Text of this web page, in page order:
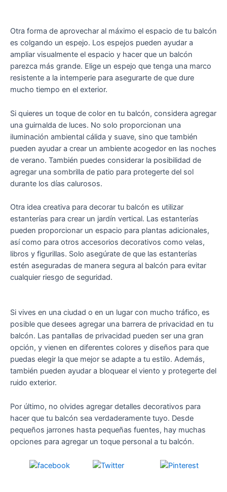
Otra forma de aprovechar al máximo el espacio de tu balcón
es colgando un espejo. Los espejos pueden ayudar a
ampliar visualmente el espacio y hacer que un balcón
parezca más grande. Elige un espejo que tenga una marco
resistente a la intemperie para asegurarte de que dure
mucho tiempo en el exterior.
Si quieres un toque de color en tu balcón, considera agregar
una guirnalda de luces. No solo proporcionan una
iluminación ambiental cálida y suave, sino que también
pueden ayudar a crear un ambiente acogedor en las noches
de verano. También puedes considerar la posibilidad de
agregar una sombrilla de patio para protegerte del sol
durante los días calurosos.
Otra idea creativa para decorar tu balcón es utilizar
estanterías para crear un jardín vertical. Las estanterías
pueden proporcionar un espacio para plantas adicionales,
así como para otros accesorios decorativos como velas,
libros y figurillas. Solo asegúrate de que las estanterías
estén aseguradas de manera segura al balcón para evitar
cualquier riesgo de seguridad.
Si vives en una ciudad o en un lugar con mucho tráfico, es
posible que desees agregar una barrera de privacidad en tu
balcón. Las pantallas de privacidad pueden ser una gran
opción, y vienen en diferentes colores y diseños para que
puedas elegir la que mejor se adapte a tu estilo. Además,
también pueden ayudar a bloquear el viento y protegerte del
ruido exterior.
Por último, no olvides agregar detalles decorativos para
hacer que tu balcón sea verdaderamente tuyo. Desde
pequeños jarrones hasta pequeñas fuentes, hay muchas
opciones para agregar un toque personal a tu balcón.
Tweet Save